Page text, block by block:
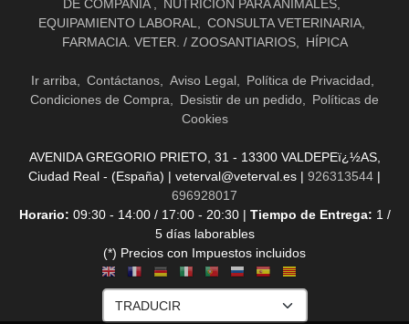
DE COMPAÑIA
NUTRICIÓN PARA ANIMALES
EQUIPAMIENTO LABORAL
CONSULTA VETERINARIA
FARMACIA. VETER. / ZOOSANTIARIOS
HÍPICA
Ir arriba Contáctanos Aviso Legal
Política de Privacidad
Condiciones de Compra
Desistir de un pedido
Políticas de
Cookies
AVENIDA GREGORIO PRIETO, 31 - 13300 VALDEPEï¿½AS,
Ciudad Real - (España) | veterval@veterval.es | 926313544 |
696928017
Horario: 09:30 - 14:00 / 17:00 - 20:30 | Tiempo de Entrega: 1 /
5 días laborables
(*) Precios con Impuestos incluidos